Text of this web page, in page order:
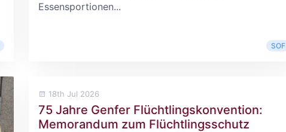
Essensportionen...
SOF
18th Jul 2026
75 Jahre Genfer Flüchtlingskonvention:
Memorandum zum Flüchtlingsschutz